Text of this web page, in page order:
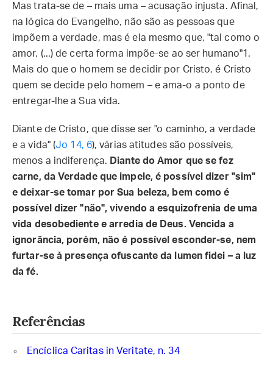
Mas trata-se de – mais uma – acusação injusta. Afinal,
na lógica do Evangelho, não são as pessoas que
impõem a verdade, mas é ela mesmo que, "tal como o
amor, (...) de certa forma impõe-se ao ser humano"1.
Mais do que o homem se decidir por Cristo, é Cristo
quem se decide pelo homem – e ama-o a ponto de
entregar-lhe a Sua vida.
Diante de Cristo, que disse ser "o caminho, a verdade
e a vida" (Jo 14, 6), várias atitudes são possíveis,
menos a indiferença. Diante do Amor que se fez
carne, da Verdade que impele, é possível dizer "sim"
e deixar-se tomar por Sua beleza, bem como é
possível dizer "não", vivendo a esquizofrenia de uma
vida desobediente e arredia de Deus. Vencida a
ignorância, porém, não é possível esconder-se, nem
furtar-se à presença ofuscante da lumen fidei – a luz
da fé.
Referências
Encíclica Caritas in Veritate, n. 34